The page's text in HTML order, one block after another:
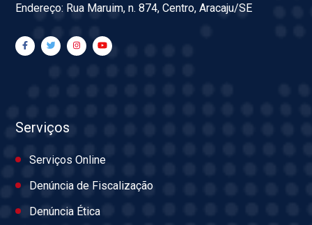
Endereço: Rua Maruim, n. 874, Centro, Aracaju/SE
Serviços
Serviços Online
Denúncia de Fiscalização
Denúncia Ética